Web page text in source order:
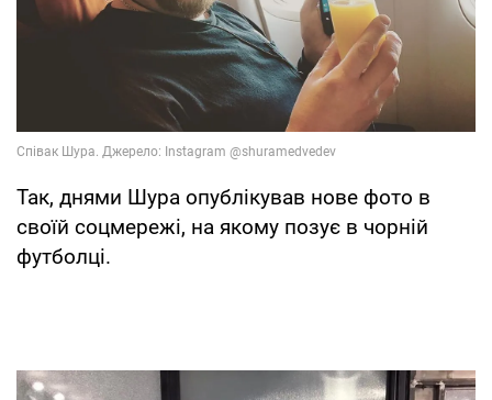
Так, днями Шура опублікував нове фото в
своїй соцмережі, на якому позує в чорній
футболці.